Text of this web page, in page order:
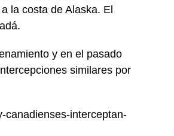
la costa de Alaska. El
y en el pasado
similares por
canadienses-interceptan-